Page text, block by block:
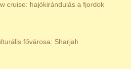
cruise: hajókirándulás a fjordok
fővárosa: Sharjah